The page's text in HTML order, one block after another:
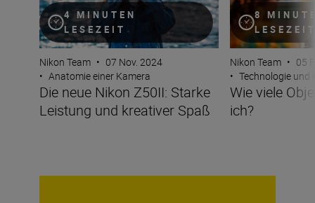
4 MINUTEN
LESEZEIT
Nikon Team • 07 Nov. 2024
• Anatomie einer Kamera
Die neue Nikon Z50II: Starke
Leistung und kreativer Spaß
8
Nikon Team • 05
• Technologie und
Wie viele
ich?